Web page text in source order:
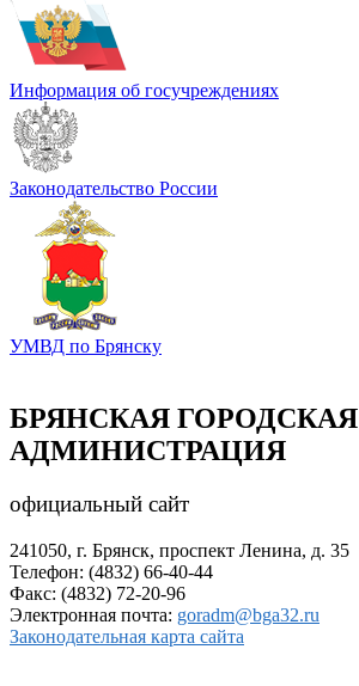
Информация об госучреждениях
Законодательство России
УМВД по Брянску
БРЯНСКАЯ ГОРОДСКАЯ
АДМИНИСТРАЦИЯ
официальный сайт
241050, г. Брянск, проспект Ленина, д. 35
Телефон: (4832) 66-40-44
Факс: (4832) 72-20-96
Электронная почта: goradm@bga32.ru
Законодательная карта сайта